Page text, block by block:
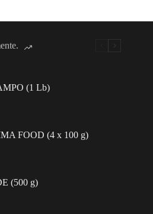
(1 Lb)
FOOD (4 x 100 g)
(500 g)